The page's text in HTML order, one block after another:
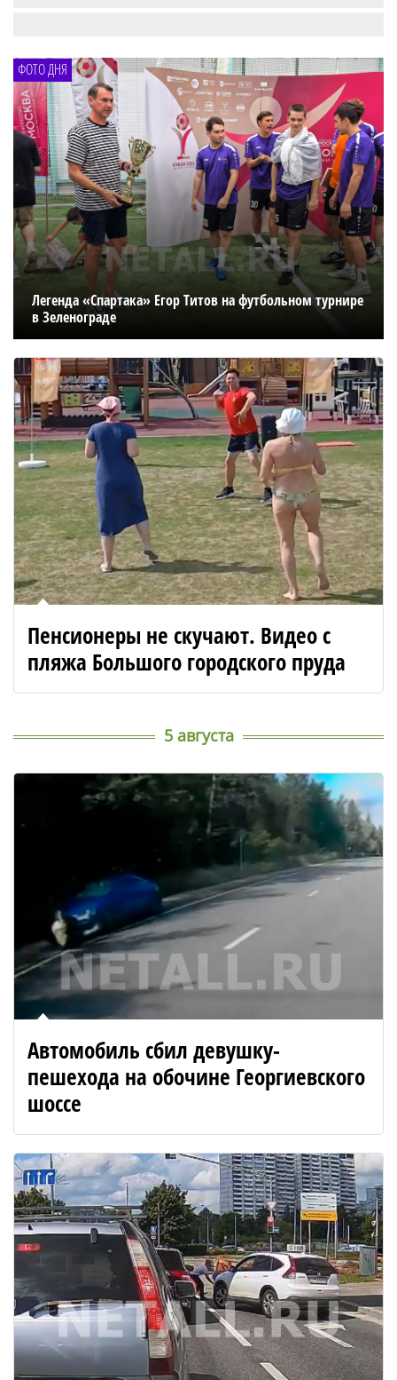
ФОТО ДНЯ
Легенда «Спартака» Егор Титов на футбольном турнире
в Зеленограде
Пенсионеры не скучают. Видео с
пляжа Большого городского пруда
5 августа
Автомобиль сбил девушку-
пешехода на обочине Георгиевского
шоссе